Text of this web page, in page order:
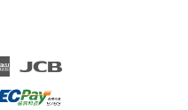
American